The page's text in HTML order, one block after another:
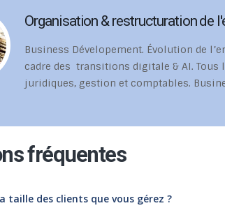
Organisation & restructuration de
Business Dévelopement. Évolution de
cadre des transitions digitale & AI. Tous
juridiques, gestion et comptables.
fréquentes
taille des clients que vous gérez ?